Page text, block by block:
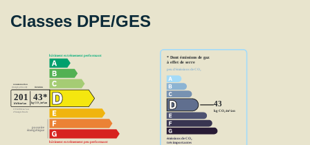
Classes DPE/GES